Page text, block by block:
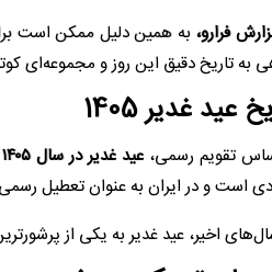
فرارو، به همین دلیل ممکن است
به تاریخ دقیق این روز و مجموعه‌ای
عید غدیر 1405
تقویم رسمی، عید غدیر در سال ۱۴۰۵ روز پنجشنبه ۱۴ خرداد خواهد بود.
است و در ایران به عنوان تعطیل
اخیر، عید غدیر به یکی از